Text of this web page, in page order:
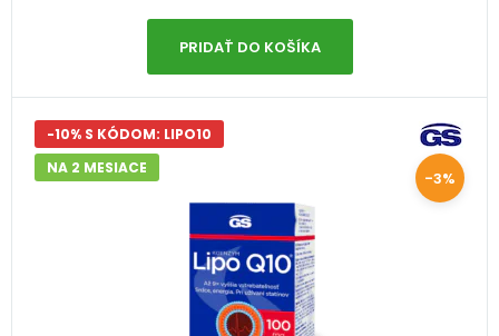
PRIDAŤ DO KOŠÍKA
-10% S KÓDOM: LIPO10
NA 2 MESIACE
-3%